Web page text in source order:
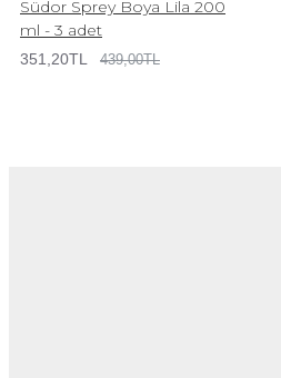
Südor Sprey Boya Lila 200
ml - 3 adet
351,20TL 439,00TL